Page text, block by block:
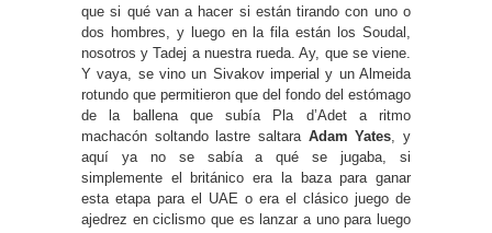
que si qué van a hacer si están tirando con uno o
dos hombres, y luego en la fila están los Soudal,
nosotros y Tadej a nuestra rueda. Ay, que se viene.
Y vaya, se vino un Sivakov imperial y un Almeida
rotundo que permitieron que del fondo del estómago
de la ballena que subía Pla d’Adet a ritmo
machacón soltando lastre saltara Adam Yates , y
aquí ya no se sabía a qué se jugaba, si
simplemente el británico era la baza para ganar
esta etapa para el UAE o era el clásico juego de
ajedrez en ciclismo que es lanzar a uno para luego